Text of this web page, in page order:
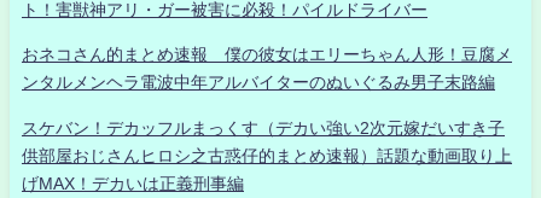
ト！害獣神アリ・ガー被害に必殺！パイルドライバー
おネコさん的まとめ速報 僕の彼女はエリーちゃん人形！豆腐メ
ンタルメンヘラ電波中年アルバイターのぬいぐるみ男子末路編
スケバン！デカッフルまっくす（デカい強い2次元嫁だいすき子
供部屋おじさんヒロシ之古惑仔的まとめ速報）話題な動画取り上
げMAX！デカいは正義刑事編